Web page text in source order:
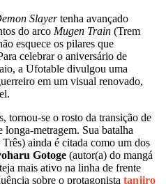
Slayertenha avançado
do arco Mugen Train (Trem
esquece os pilares que
celebrar o aniversário de
a Ufotable divulgou uma
em um visual renovado,
tornou-se o rosto da transição de
metragem. Sua batalha
ainda é citada como um dos
Gotoge (autor(a) do mangá
mais ativo na linha de frente
sobre o protagonista tanjiro